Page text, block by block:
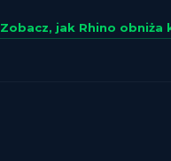
Zobacz, jak Rhino obniża